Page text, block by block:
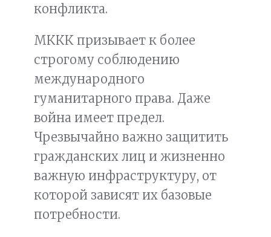
конфликта.
МККК призывает к более
строгому соблюдению
международного
гуманитарного права. Даже
война имеет предел.
Чрезвычайно важно защитить
гражданских лиц и жизненно
важную инфраструктуру, от
которой зависят их базовые
потребности.